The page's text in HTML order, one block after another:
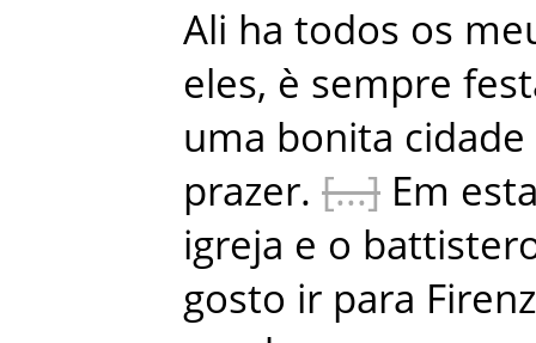
Ali ha todos os
eles, è sempre
uma bonita cidade
prazer. Em
igreja e o
gosto ir para